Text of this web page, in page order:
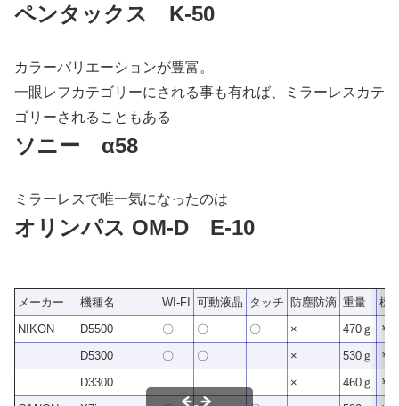
ペンタックス K-50
カラーバリエーションが豊富。
一眼レフカテゴリーにされる事も有れば、ミラーレスカテ
ゴリーされることもある
ソニー α58
ミラーレスで唯一気になったのは
オリンパス OM-D E-10
メーカー 機種名 WI-FI 可動液晶 タッチ 防塵防滴 重量
標
NIKON
D5500 〇 〇 〇 × 470ｇ
￥
D5300
〇 〇 × 530ｇ
￥
D3300
× 460ｇ
￥